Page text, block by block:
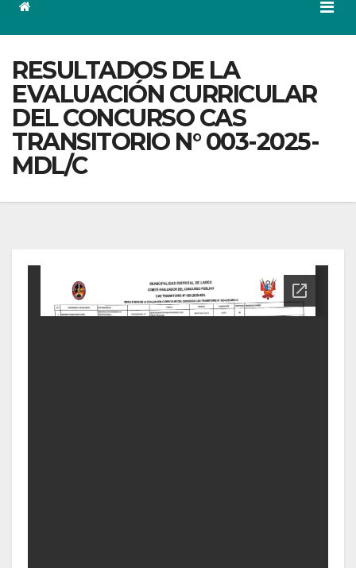
RESULTADOS DE LA
EVALUACIÓN CURRICULAR
DEL CONCURSO CAS
TRANSITORIO N° 003-2025-
MDL/C